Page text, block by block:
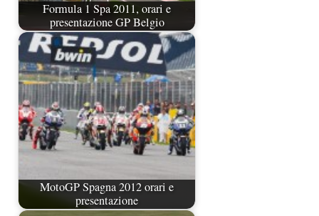
Formula 1 Spa 2011, orari e
presentazione GP Belgio
MotoGP Spagna 2012 orari e
presentazione